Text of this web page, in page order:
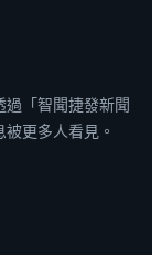
「智聞捷發新聞
更多人看見。